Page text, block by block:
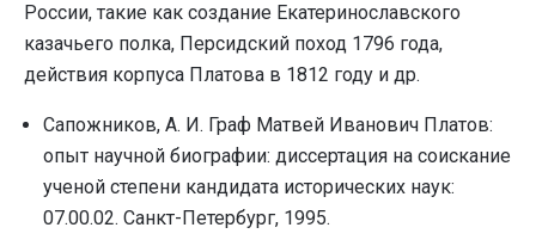
России, такие как создание Екатеринославского
казачьего полка, Персидский поход 1796 года,
действия корпуса Платова в 1812 году и др.
Сапожников, А. И. Граф Матвей Иванович Платов:
опыт научной биографии: диссертация на соискание
ученой степени кандидата исторических наук:
07.00.02. Санкт-Петербург, 1995.